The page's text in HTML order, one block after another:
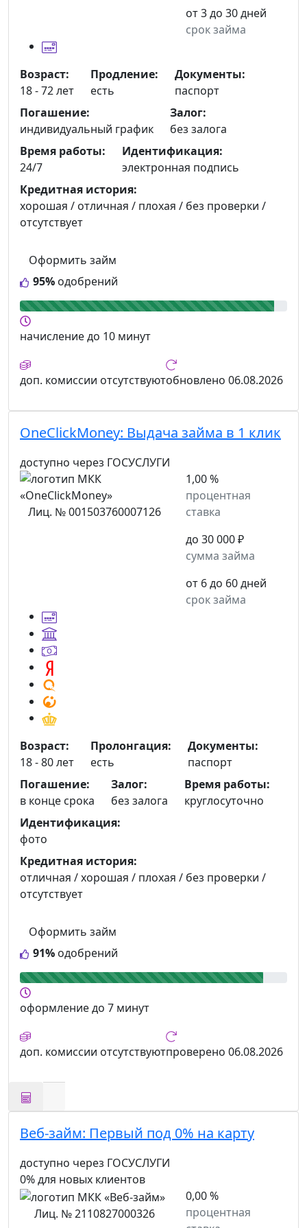
от 3 до 30 дней
срок займа
95% одобрений
Оформить займ
Возраст:
18 - 72 лет
Продление:
есть
Документы:
паспорт
Погашение:
индивидуальный график
Залог:
без залога
Время работы:
24/7
Идентификация:
электронная подпись
Кредитная история:
хорошая / отличная / плохая / без проверки /
отсутствует
начислениедо 10 минут
доп. комиссии отсутствуютобновлено 06.08.2026
OneClickMoney: Выдача займа в 1 клик
доступно через ГОСУСЛУГИ
Лиц. № 001503760007126
1,00 %
процентная
ставка
до 30 000 ₽
сумма займа
от 6 до 60 дней
срок займа
91% одобрений
Оформить займ
Возраст:
18 - 80 лет
Пролонгация:
есть
Документы:
паспорт
Погашение:
в конце срока
Залог:
без залога
Время работы:
круглосуточно
Идентификация:
фото
Кредитная история:
отличная / хорошая / плохая / без проверки /
отсутствует
оформлениедо 7 минут
доп. комиссии отсутствуютпроверено 06.08.2026
Веб-займ: Первый под 0% на карту
доступно через ГОСУСЛУГИ
0% для новых клиентов
Лиц. № 2110827000326
0,00 %
процентная